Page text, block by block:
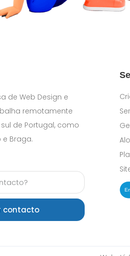
de Web Design e
remotamente
de Portugal, como
Braga.
contacto